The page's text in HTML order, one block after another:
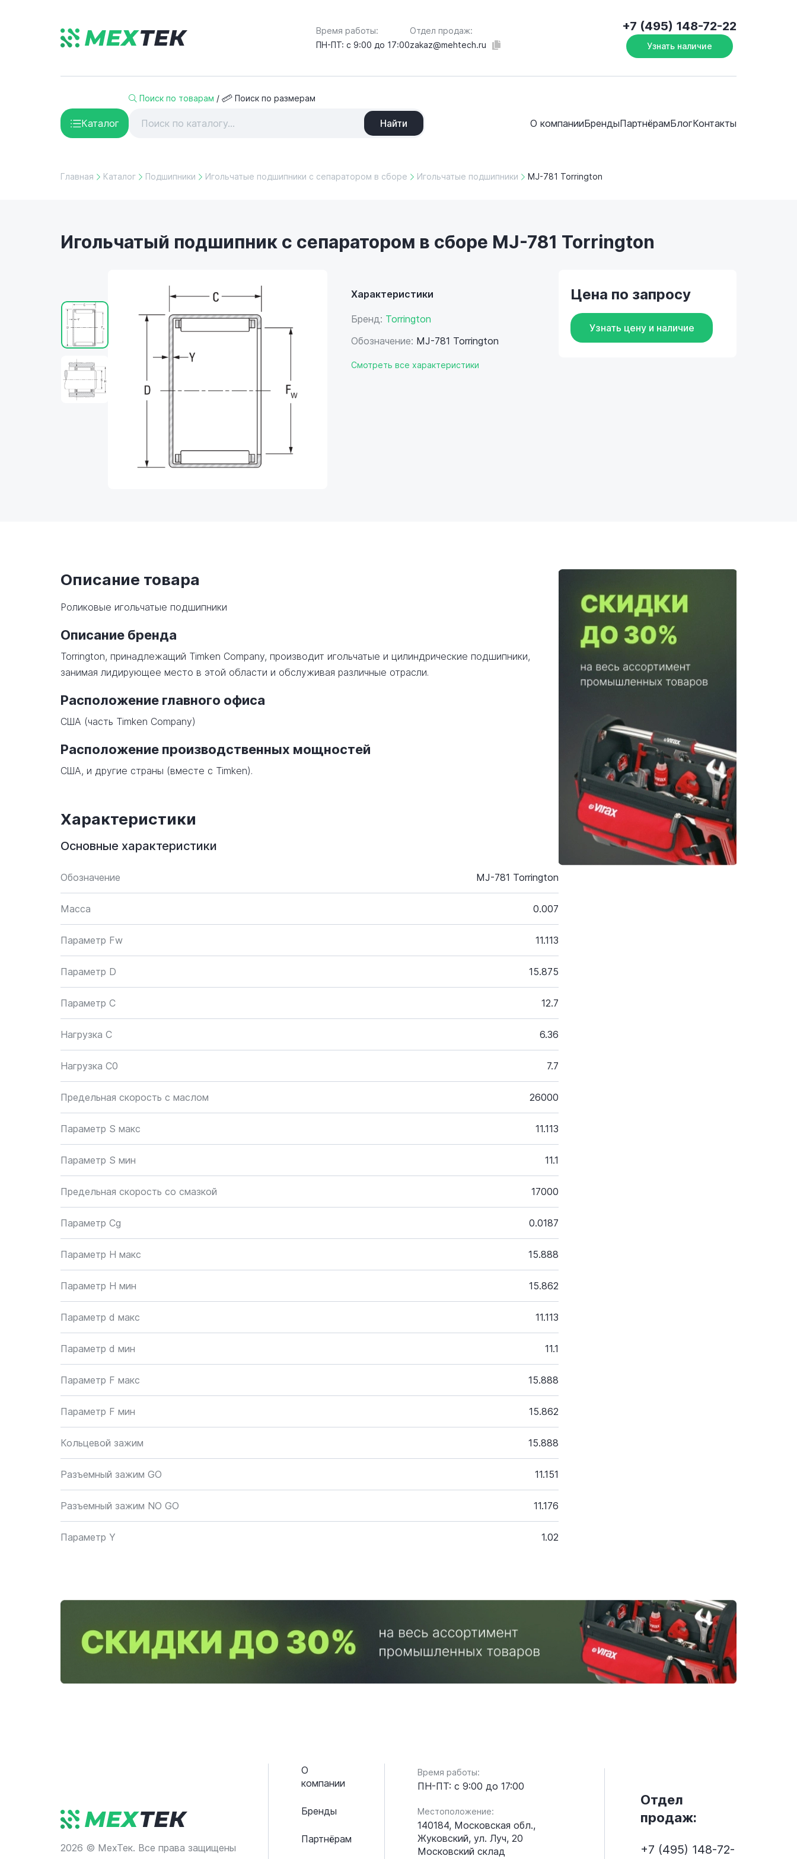
Время работы:
ПН-ПТ: с 9:00 до 17:00
Отдел продаж:
zakaz@mehtech.ru
+7 (495) 148-72-22
Узнать наличие
Каталог
Поиск по товарам / Поиск по размерам
Найти О компанииБрендыПартнёрамБлогКонтакты
Главная Каталог Подшипники Игольчатые подшипники с сепаратором в сборе Игольчатые подшипники MJ-781 Torrington
Игольчатый подшипник с сепаратором в сборе MJ-781 Torrington
Характеристики
Бренд: Torrington
Обозначение: MJ-781 Torrington
Смотреть все характеристики
Цена по запросу
Узнать цену и наличие
Описание товара
Роликовые игольчатые подшипники
Описание бренда
Torrington, принадлежащий Timken Company, производит игольчатые и цилиндрические подшипники,
занимая лидирующее место в этой области и обслуживая различные отрасли.
Расположение главного офиса
США (часть Timken Company)
Расположение производственных мощностей
США, и другие страны (вместе с Timken).
Характеристики
Основные характеристики
Обозначение MJ-781 Torrington
Масса 0.007
Параметр Fw 11.113
Параметр D 15.875
Параметр C 12.7
Нагрузка C 6.36
Нагрузка C0 7.7
Предельная скорость с маслом 26000
Параметр S макс 11.113
Параметр S мин 11.1
Предельная скорость со смазкой 17000
Параметр Cg 0.0187
Параметр H макс 15.888
Параметр H мин 15.862
Параметр d макс 11.113
Параметр d мин 11.1
Параметр F макс 15.888
Параметр F мин 15.862
Кольцевой зажим 15.888
Разъемный зажим GO 11.151
Разъемный зажим NO GO 11.176
Параметр Y 1.02
2026 © МехТек. Все права защищены
О
компании
Бренды
Партнёрам
Время работы:
ПН-ПТ: с 9:00 до 17:00
Местоположение:
140184, Московская обл.,
Жуковский, ул. Луч, 20
Московский склад
Отдел
продаж:
+7 (495) 148-72-